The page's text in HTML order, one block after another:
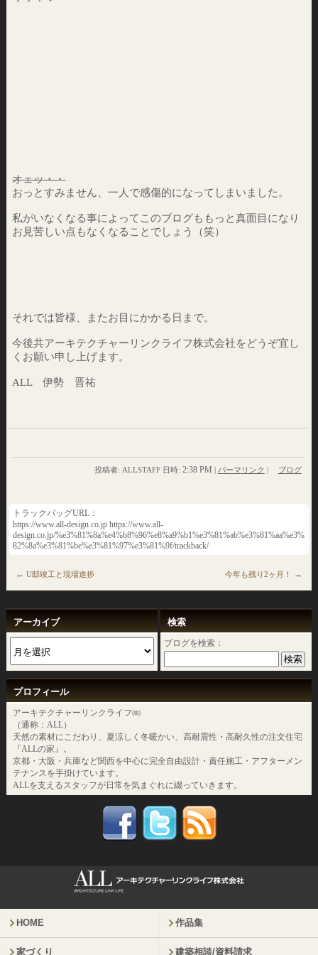
オェッ・・
おっとすみません、一人で感傷的になってしまいました。
私がいなくなる事によってこのブログももっと真面目になり
お見苦しい点もなくなることでしょう（笑）
それでは皆様、またお目にかかる日まで。
今後共アーキテクチャーリンクライフ株式会社をどうぞ宜し
くお願い申し上げます。
ALL 伊勢 晋祐
投稿者: ALLSTAFF 日時: 2:38 PM | パーマリンク | ブログ
トラックバッグURL：
https://www.all-design.co.jp https://www.all-
design.co.jp/%e3%81%8a%e4%b8%96%e8%a9%b1%e3%81%ab%e3%81%aa%e3%
82%8a%e3%81%be%e3%81%97%e3%81%9f/trackback/
← U邸竣工と現場進捗 今年も残り2ヶ月！ →
アーカイブ 検索
ブログを検索：
プロフィール
アーキテクチャーリンクライフ㈱
（通称：ALL）
天然の素材にこだわり、夏涼しく冬暖かい、高耐震性・高耐久性の注文住宅
『ALLの家』。
京都・大阪・兵庫など関西を中心に完全自由設計・責任施工・アフターメン
テナンスを手掛けています。
ALLを支えるスタッフが日常を気まぐれに綴っていきます。
HOME 作品集
家づくり 建築相談/資料請求